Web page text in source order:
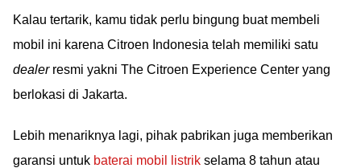
Kalau tertarik, kamu tidak perlu bingung buat membeli
mobil ini karena Citroen Indonesia telah memiliki satu
dealerresmi yakni The Citroen Experience Center yang
berlokasi di Jakarta.
Lebih menariknya lagi, pihak pabrikan juga memberikan
garansi untuk baterai mobil listrik selama 8 tahun atau